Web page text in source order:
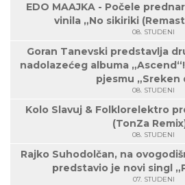
EDO MAAJKA - Počele
vinila „No sikiriki
08. STUDENI
Goran Tanevski predstavlja
nadolazećeg albuma
pjesmu „Sreken
08. STUDENI
Kolo Slavuj & Folklorelektro
(TonZa
08. STUDENI
Rajko Suhodolčan, na
predstavio je novi singl
07. STUDENI